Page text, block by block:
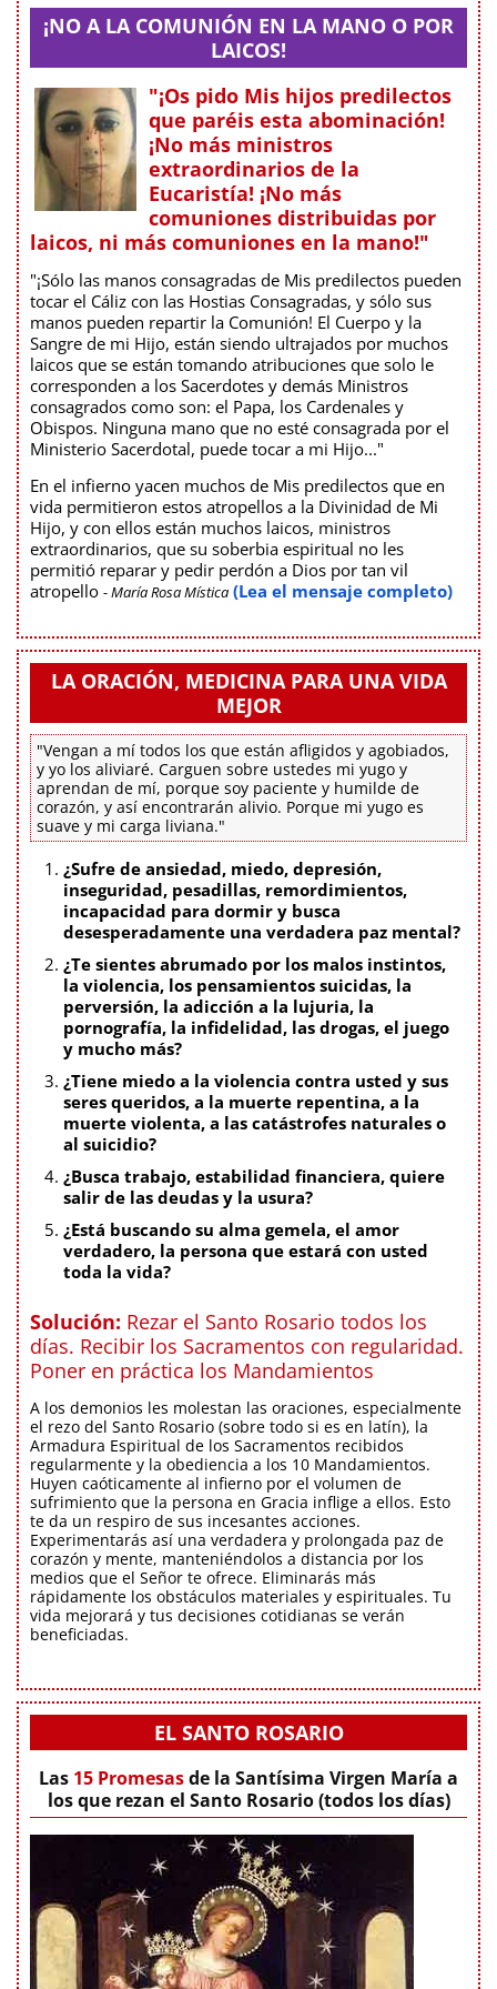
¡NO A LA COMUNIÓN EN LA MANO O POR
LAICOS!
"¡Os pido Mis hijos predilectos
que paréis esta abominación!
¡No más ministros
extraordinarios de la
Eucaristía! ¡No más
comuniones distribuidas por
laicos, ni más comuniones en la mano!"
"¡Sólo las manos consagradas de Mis predilectos pueden
tocar el Cáliz con las Hostias Consagradas, y sólo sus
manos pueden repartir la Comunión! El Cuerpo y la
Sangre de mi Hijo, están siendo ultrajados por muchos
laicos que se están tomando atribuciones que solo le
corresponden a los Sacerdotes y demás Ministros
consagrados como son: el Papa, los Cardenales y
Obispos. Ninguna mano que no esté consagrada por el
Ministerio Sacerdotal, puede tocar a mi Hijo..."
En el infierno yacen muchos de Mis predilectos que en
vida permitieron estos atropellos a la Divinidad de Mi
Hijo, y con ellos están muchos laicos, ministros
extraordinarios, que su soberbia espiritual no les
permitió reparar y pedir perdón a Dios por tan vil
atropello - María Rosa Mística (Lea el mensaje completo)
LA ORACIÓN, MEDICINA PARA UNA VIDA
MEJOR
"Vengan a mí todos los que están afligidos y agobiados,
y yo los aliviaré. Carguen sobre ustedes mi yugo y
aprendan de mí, porque soy paciente y humilde de
corazón, y así encontrarán alivio. Porque mi yugo es
suave y mi carga liviana."
¿Sufre de ansiedad, miedo, depresión,
inseguridad, pesadillas, remordimientos,
incapacidad para dormir y busca
desesperadamente una verdadera paz mental?
¿Te sientes abrumado por los malos instintos,
la violencia, los pensamientos suicidas, la
perversión, la adicción a la lujuria, la
pornografía, la infidelidad, las drogas, el juego
y mucho más?
¿Tiene miedo a la violencia contra usted y sus
seres queridos, a la muerte repentina, a la
muerte violenta, a las catástrofes naturales o
al suicidio?
¿Busca trabajo, estabilidad financiera, quiere
salir de las deudas y la usura?
¿Está buscando su alma gemela, el amor
verdadero, la persona que estará con usted
toda la vida?
Solución: Rezar el Santo Rosario todos los
días. Recibir los Sacramentos con regularidad.
Poner en práctica los Mandamientos
A los demonios les molestan las oraciones, especialmente
el rezo del Santo Rosario (sobre todo si es en latín), la
Armadura Espiritual de los Sacramentos recibidos
regularmente y la obediencia a los 10 Mandamientos.
Huyen caóticamente al infierno por el volumen de
sufrimiento que la persona en Gracia inflige a ellos. Esto
te da un respiro de sus incesantes acciones.
Experimentarás así una verdadera y prolongada paz de
corazón y mente, manteniéndolos a distancia por los
medios que el Señor te ofrece. Eliminarás más
rápidamente los obstáculos materiales y espirituales. Tu
vida mejorará y tus decisiones cotidianas se verán
beneficiadas.
EL SANTO ROSARIO
Las 15 Promesasde la Santísima Virgen María a
los que rezan el Santo Rosario (todos los días)